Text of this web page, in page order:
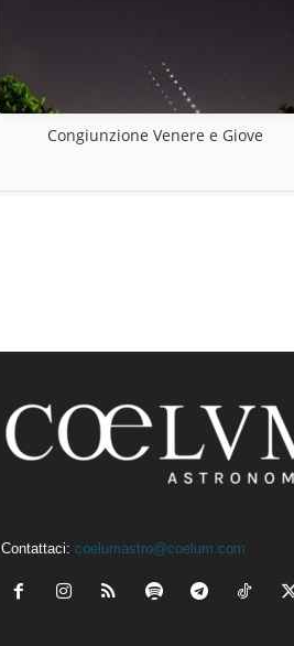
Congiunzione Venere e Giove
Contattaci: coelumastro@coelum.com